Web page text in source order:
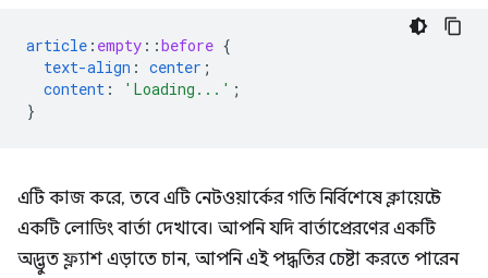
article : empty ::before {
text-align : center ;
content : 'Loading...' ;
}
এটি কাজ করে, তবে এটি নেটওয়ার্কের গতি নির্বিশেষে ক্লায়েন্টে
একটি লোডিং বার্তা দেখাবে। আপনি যদি বার্তাপ্রেরণের একটি
অদ্ভুত ফ্ল্যাশ এড়াতে চান, আপনি এই পদ্ধতির চেষ্টা করতে পারেন